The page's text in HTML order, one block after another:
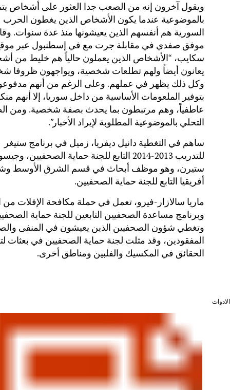
ويقول آخرون إنه من الصعب جدا العثور على أشخاص
بالموضوعية عندما يكون الأشخاص الذين يغطون الحرب
السورية هم أنفسهم الذين يعيشونها منذ عدة سنوات.
موفق صفدي في مقابلة جرت مع في إسطنبول عبر
سكايب، “الأشخاص الذين يعملون حالياً هم خليط من
يعانون أيضاً ولهم تطلعات شخصية، ويواجهون ظروفا
وكل ذلك يظهر في عملهم. وعلى الرغم من أنهم
بتوفير الملعومات الأساسية من داخل سوريا، إلا أنهم
عاطفياً، وهم مرتبطون بما يحدث بصفة شخصية. ومن
التحلي بالموضوعية المطلوبة لإيراد الأخبار”.
ساهم في التغطية دانيل ديفريا، زميل في برنامج ستيغر
للتدريب 2013-2014 التابع للجنة حماية الصحفيين،
ستيرن، وهو موظف أبحاث في قسم الشرق الأوسط
أفريقيا التابع للجنة حماية الصحفيين.
ماريا سالازار-فيرو، تعمل في حملة مكافحة الإفلات من
وبرنامج مساعدة الصحفيين التابعين للجنة حماية
وتغطي شؤون الصحفيين الذين يعيشون في المنفى
المفقودين، وقد مثلت لجنة حماية الصحفيين في بعثات
الحقائق في المكسيك والفلبين ومناطق أخرى.
الادوات